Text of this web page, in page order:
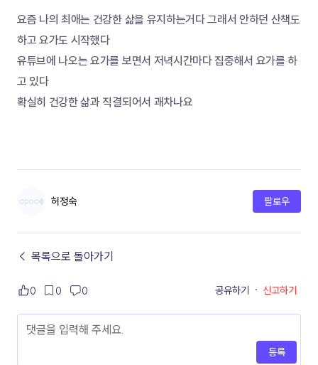
요즘 나의 최애는 건강한 삶을 유지하는거다 그래서 안하던 산책도
하고 요가도 시작했다
유튜브에 나오는 요가를 보면서 저녁시간마다 집중해서 요가를 하
고 있다
확실히 건강한 삶과 직결되어서 괘차나요
허정숙 팔로우
← 목록으로 돌아가기
0 0 0 공유하기 · 신고하기
등록